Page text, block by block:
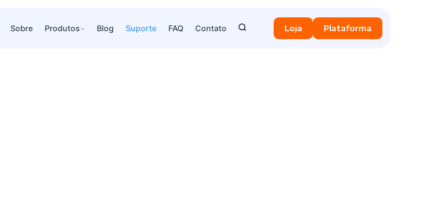
Sobre Produtos Blog Suporte FAQ Contato Loja Plataforma